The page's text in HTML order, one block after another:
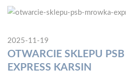
2025-11-19
OTWARCIE SKLEPU
EXPRESS KARSIN